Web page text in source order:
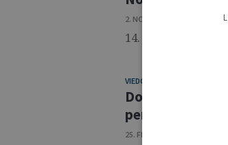
2. NOVEMBRIS 2021 • NR.
14. oktobrī
VIEDOKLIS
Domstarpības
personas
25. FEBRUĀRIS 2020 • NR. 8